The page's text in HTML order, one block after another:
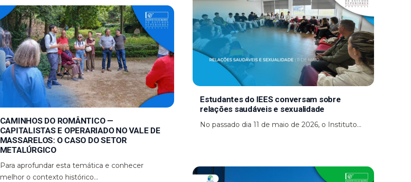
Estudantes do IEES conversam sobre
relações saudáveis e sexualidade
No passado dia 11 de maio de 2026, o Instituto...
CAMINHOS DO ROMÂNTICO —
CAPITALISTAS E OPERARIADO NO VALE DE
MASSARELOS: O CASO DO SETOR
METALÚRGICO
Para aprofundar esta temática e conhecer
melhor o contexto histórico...